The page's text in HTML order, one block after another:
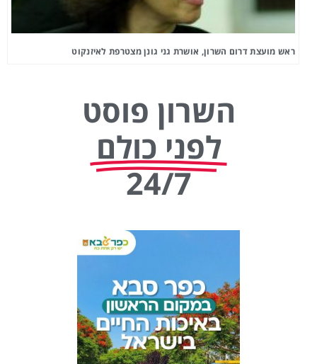
ראש מועצת דרום השרון, אושרת גני גונן מצטרפת לאיזנקוט
השרון פוסט
לפני כולם
24/7